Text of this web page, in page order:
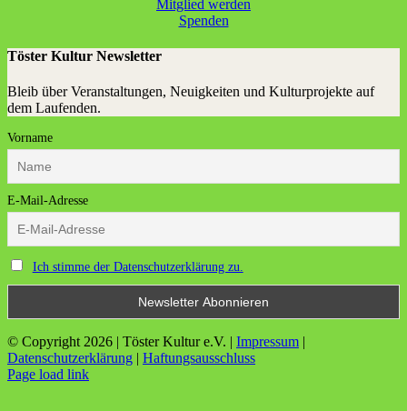
Mit­glied werden
Spen­den
Töster Kultur Newsletter
Bleib über Veranstaltungen, Neuigkeiten und Kulturprojekte auf
dem Laufenden.
Vorname
E-Mail-Adresse
Ich stimme der Datenschutzerklärung zu.
© Copyright 2026 | Töster Kultur e.V. | Impressum |
Datenschutzerklärung | Haftungsausschluss
Facebook
X
Instagram
YouTube
Page load link